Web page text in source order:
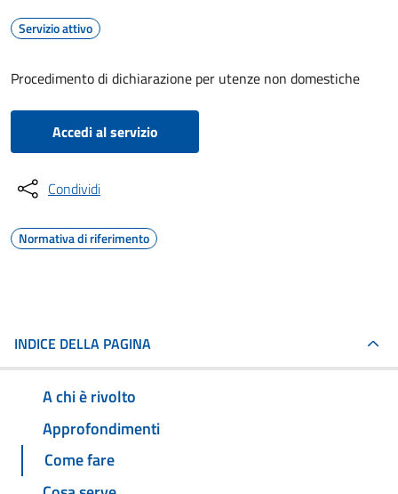
Servizio attivo
Procedimento di dichiarazione per utenze non domestiche
Accedi al servizio
Condividi
Normativa di riferimento
INDICE DELLA PAGINA
A chi è rivolto
Approfondimenti
Come fare